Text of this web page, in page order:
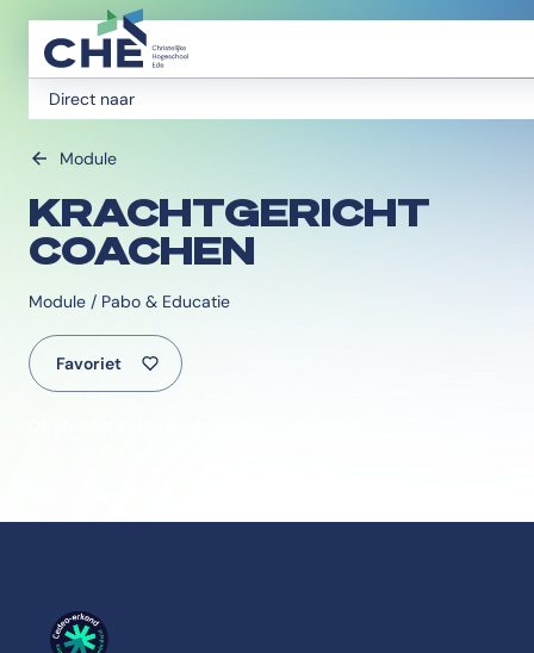
Direct naar
Module
KRACHTGERICHT
COACHEN
Module / Pabo & Educatie
Favoriet